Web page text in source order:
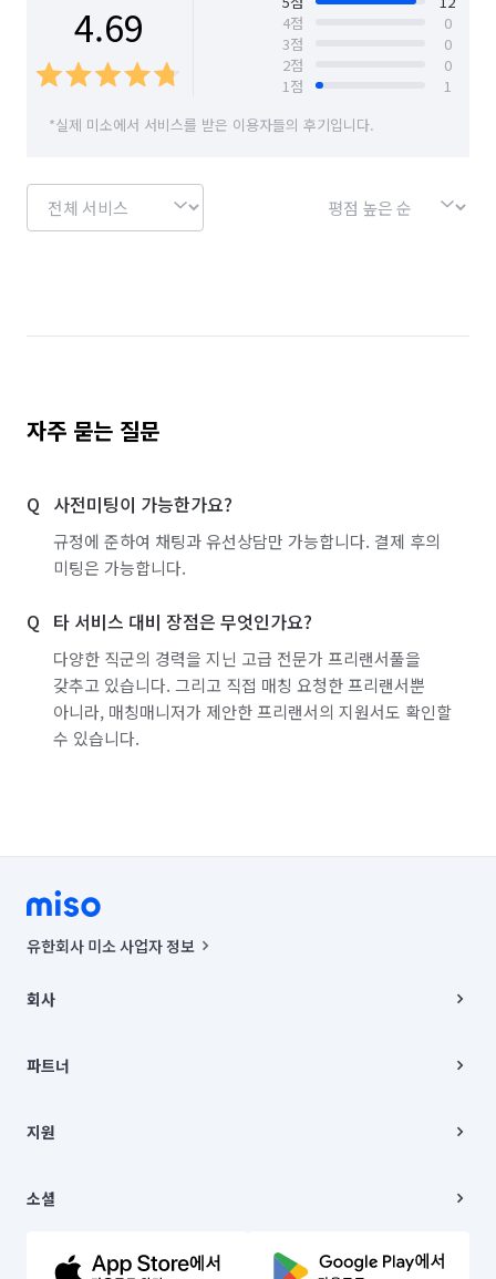
4.69
4점
0
3점
0
2점
0
1점
1
*실제 미소에서 서비스를 받은 이용자들의 후기입니다.
자주 묻는 질문
사전미팅이 가능한가요?
규정에 준하여 채팅과 유선상담만 가능합니다. 결제 후의
미팅은 가능합니다.
타 서비스 대비 장점은 무엇인가요?
다양한 직군의 경력을 지닌 고급 전문가 프리랜서풀을
갖추고 있습니다. 그리고 직접 매칭 요청한 프리랜서뿐
아니라, 매칭매니저가 제안한 프리랜서의 지원서도 확인할
수 있습니다.
유한회사 미소 사업자 정보
00019 |
주소 | 본사: 서울특별시 종로구 율곡로 6(중학동, 트윈트리빌딩) B동 5층
컨택센터 : 서울특별시 종로구 수송동 율곡로 24, 7층, 8층 미소
상품, 상품정보, 거래에 관한 의무와 책임은 거래당사자에게 있습니다.
언론 보도 관련 문의:
© 유한회사 미소. Miso, Inc. All Rights Reserved.
회사
채용
파트너
이사
지원
이용약관
문의하기
소셜
유튜브